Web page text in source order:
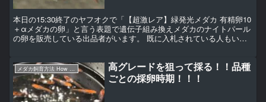
本日の15:30終了のヤフオクで「【超激レア】緑発光メダカ 有精卵10
＋αメダカの卵」と言う表題で遺伝子組み換えメダカのナイトパール
の卵を販売している出品者がいます。 既に入札されている人もいま
メダカ飼育方法 How to〜
高グレードを狙って採る！！品種
ごとの採卵時期！！！